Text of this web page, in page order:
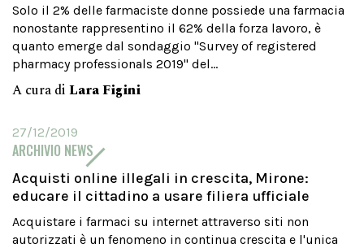
Solo il 2% delle farmaciste donne possiede una farmacia
nonostante rappresentino il 62% della forza lavoro, è
quanto emerge dal sondaggio "Survey of registered
pharmacy professionals 2019" del...
A cura di Lara Figini
27/12/2019
ARCHIVIO NEWS
Acquisti online illegali in crescita, Mirone:
educare il cittadino a usare filiera ufficiale
Acquistare i farmaci su internet attraverso siti non
autorizzati è un fenomeno in continua crescita e l'unica